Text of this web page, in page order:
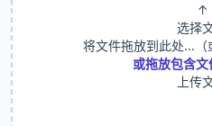
↑
选择
将文件拖放到此处...（
或拖放包含
上传